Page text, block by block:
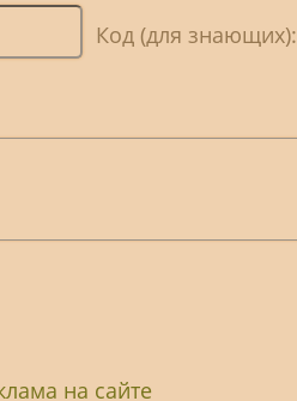
Код (для знающих):
на сайте